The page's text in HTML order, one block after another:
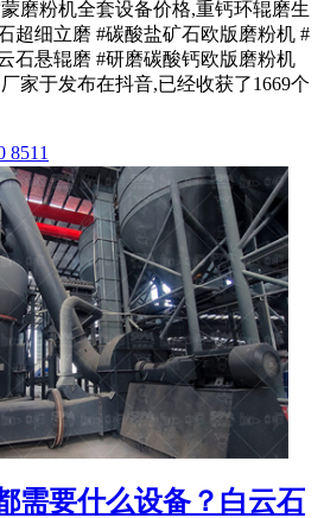
磨粉机全套设备价格,重钙环辊磨生
超细立磨 #碳酸盐矿石欧版磨粉机 #
石悬辊磨 #研磨碳酸钙欧版磨粉机
家于发布在抖音,已经收获了1669个
8511
需要什么设备？白云石